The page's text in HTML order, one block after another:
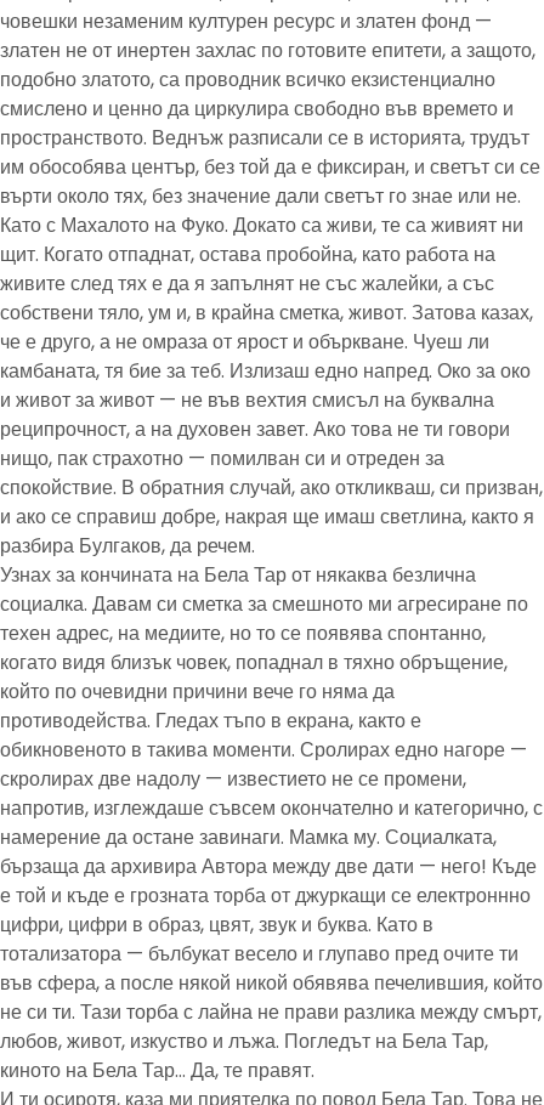
човешки незаменим културен ресурс и златен фонд —
златен не от инертен захлас по готовите епитети, а защото,
подобно златото, са проводник всичко екзистенциално
смислено и ценно да циркулира свободно във времето и
пространството. Веднъж разписали се в историята, трудът
им обособява център, без той да е фиксиран, и светът си се
върти около тях, без значение дали светът го знае или не.
Като с Махалото на Фуко. Докато са живи, те са живият ни
щит. Когато отпаднат, остава пробойна, като работа на
живите след тях е да я запълнят не със жалейки, а със
собствени тяло, ум и, в крайна сметка, живот. Затова казах,
че е друго, а не омраза от ярост и объркване. Чуеш ли
камбаната, тя бие за теб. Излизаш едно напред. Око за око
и живот за живот — не във вехтия смисъл на буквална
реципрочност, а на духовен завет. Ако това не ти говори
нищо, пак страхотно — помилван си и отреден за
спокойствие. В обратния случай, ако откликваш, си призван,
и ако се справиш добре, накрая ще имаш светлина, както я
разбира Булгаков, да речем.
Узнах за кончината на Бела Тар от някаква безлична
социалка. Давам си сметка за смешното ми агресиране по
техен адрес, на медиите, но то се появява спонтанно,
когато видя близък човек, попаднал в тяхно обръщение,
който по очевидни причини вече го няма да
противодейства. Гледах тъпо в екрана, както е
обикновеното в такива моменти. Сролирах едно нагоре —
скролирах две надолу — известието не се промени,
напротив, изглеждаше съвсем окончателно и категорично, с
намерение да остане завинаги. Мамка му. Социалката,
бързаща да архивира Автора между две дати — него! Къде
е той и къде е грозната торба от джуркащи се електроннно
цифри, цифри в образ, цвят, звук и буква. Като в
тотализатора — бълбукат весело и глупаво пред очите ти
във сфера, а после някой никой обявява печелившия, който
не си ти. Тази торба с лайна не прави разлика между смърт,
любов, живот, изкуство и лъжа. Погледът на Бела Тар,
киното на Бела Тар… Да, те правят.